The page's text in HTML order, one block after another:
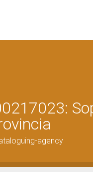
agency